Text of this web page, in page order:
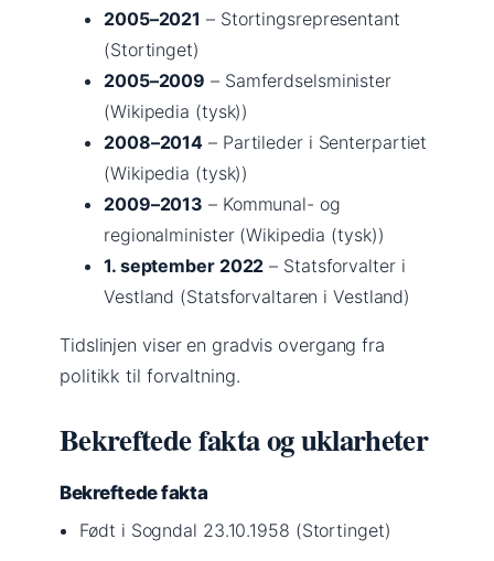
2005–2021 – Stortingsrepresentant
(Stortinget)
2005–2009 – Samferdselsminister
(Wikipedia (tysk))
2008–2014 – Partileder i Senterpartiet
(Wikipedia (tysk))
2009–2013 – Kommunal- og
regionalminister (Wikipedia (tysk))
1. september 2022 – Statsforvalter i
Vestland (Statsforvaltaren i Vestland)
Tidslinjen viser en gradvis overgang fra
politikk til forvaltning.
Bekreftede fakta og uklarheter
Bekreftede fakta
Født i Sogndal 23.10.1958 (Stortinget)